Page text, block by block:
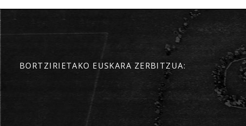
BORTZIRIETAKO EUSKARA ZERBITZUA: